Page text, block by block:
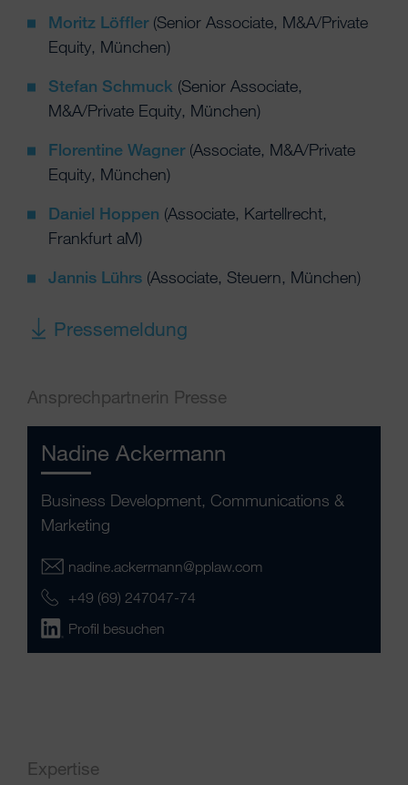
Moritz Löffler(Senior Associate, M&A/Private
Equity, München)
Stefan Schmuck (Senior Associate,
M&A/Private Equity, München)
Florentine Wagner (Associate, M&A/Private
Equity, München)
Daniel Hoppen (Associate, Kartellrecht,
Frankfurt aM)
Jannis Lührs (Associate, Steuern, München)
Pressemeldung
Ansprechpartnerin Presse
Nadine Ackermann
Business Development, Communications &
Marketing
nadine.ackermann@pplaw.com
+49 (69) 247047-74
Profil besuchen
Expertise